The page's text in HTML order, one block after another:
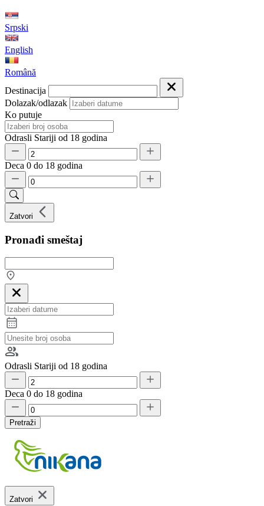
Srpski
English
Română
Destinacija
Dolazak/odlazak
Ko putuje
Odrasli Stariji od 18 godina
Deca 0 do 18 godina
Zatvori
Pronađi smeštaj
Odrasli Stariji od 18 godina
Deca 0 do 18 godina
Pretraži
Zatvori